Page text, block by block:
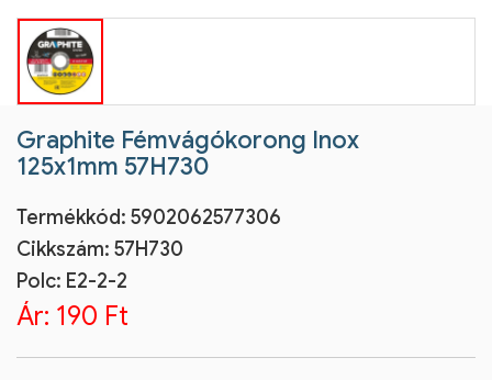
Graphite Fémvágókorong Inox
125x1mm 57H730
Termékkód: 5902062577306
Cikkszám: 57H730
Polc: E2-2-2
Ár: 190 Ft